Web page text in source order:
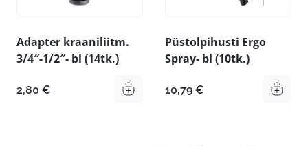
Adapter kraaniliitm.
3/4″-1/2″- bl (14tk.)
2,80 €
Püstolpihusti Ergo
Spray- bl (10tk.)
10,79 €